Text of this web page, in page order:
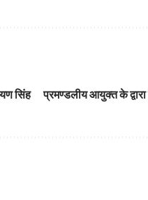
सिंह प्रमण्डलीय आयुक्त के द्वारा